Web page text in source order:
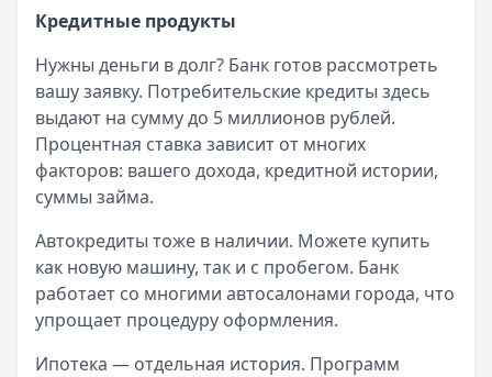
Рейтинг:
Все дебетовые карты
Категория:
Читать статью
Оформить кредит для иностранных граждан в 2025 году
Кратко:Получите кредит на сумму до 5 000 000 рублей
Опубликовано:17 ноября 2025 г.
Категория:Кредиты
Читать статью
Все статьи
Кредитные продукты
Нужны деньги в долг? Банк готов рассмотреть
вашу заявку. Потребительские кредиты здесь
выдают на сумму до 5 миллионов рублей.
Процентная ставка зависит от многих
факторов: вашего дохода, кредитной истории,
суммы займа.
Автокредиты тоже в наличии. Можете купить
как новую машину, так и с пробегом. Банк
работает со многими автосалонами города, что
упрощает процедуру оформления.
Ипотека — отдельная история. Программ